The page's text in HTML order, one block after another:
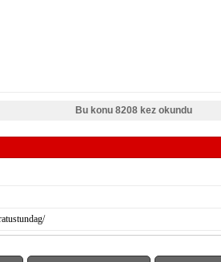
Bu konu 8208 kez okundu